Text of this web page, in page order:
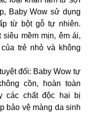
Baby Wow sử dụng
từ bột gỗ tự nhiên.
mềm mịn, êm ái,
trẻ nhỏ và không
đối: Baby Wow tự
cồn, hoàn toàn
các chất độc hại bị
bảo vệ màng da sinh